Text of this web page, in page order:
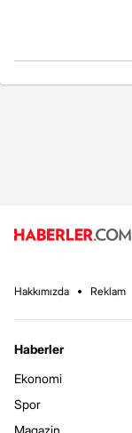
Hakkımızda Reklam
Haberler
Ekonomi
Spor